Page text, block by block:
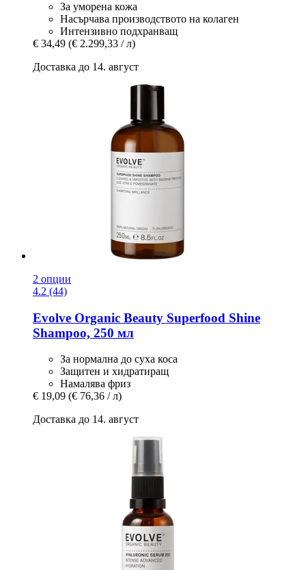
За уморена кожа
Насърчава производството на колаген
Интензивно подхранващ
€ 34,49 (€ 2.299,33 / л)
Доставка до 14. август
2 опции
4.2 (44)
Evolve Organic Beauty Superfood Shine
Shampoo, 250 мл
За нормална до суха коса
Защитен и хидратиращ
Намалява фриз
€ 19,09 (€ 76,36 / л)
Доставка до 14. август